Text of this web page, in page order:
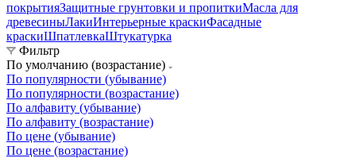
покрытияЗащитные грунтовки и пропиткиМасла для
древесиныЛакиИнтерьерные краскиФасадные
краскиШпатлевкаШтукатурка
Фильтр
По умолчанию (возрастание)
По популярности (убывание)
По популярности (возрастание)
По алфавиту (убывание)
По алфавиту (возрастание)
По цене (убывание)
По цене (возрастание)